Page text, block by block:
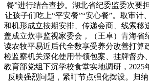
餐”进行结合查抄。湖北省纪委监委次要
让孩子们吃上“平安餐”“安心餐”。取审计
和机形成立按期安排、传递会商、线索移
盖成立炊事监视家委会，（王卓）青海省
读农牧平易近后代全数享受养分改善打算
检监察机关深化使用带领包案、挂牌督办
教育部党组下沉学校食堂实地调研，2025
反映强烈问题，紧盯节点强化摆设。归